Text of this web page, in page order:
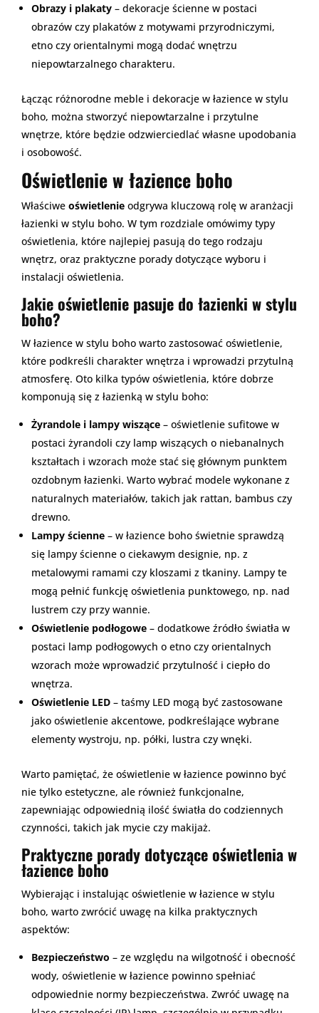
Obrazy i plakaty – dekoracje ścienne w postaci
obrazów czy plakatów z motywami przyrodniczymi,
etno czy orientalnymi mogą dodać wnętrzu
niepowtarzalnego charakteru.
Łącząc różnorodne meble i dekoracje w łazience w stylu
boho, można stworzyć niepowtarzalne i przytulne
wnętrze, które będzie odzwierciedlać własne upodobania
i osobowość.
Oświetlenie w łazience boho
Właściwe oświetlenie odgrywa kluczową rolę w aranżacji
łazienki w stylu boho. W tym rozdziale omówimy typy
oświetlenia, które najlepiej pasują do tego rodzaju
wnętrz, oraz praktyczne porady dotyczące wyboru i
instalacji oświetlenia.
Jakie oświetlenie pasuje do łazienki w stylu
boho?
W łazience w stylu boho warto zastosować oświetlenie,
które podkreśli charakter wnętrza i wprowadzi przytulną
atmosferę. Oto kilka typów oświetlenia, które dobrze
komponują się z łazienką w stylu boho:
Żyrandole i lampy wiszące – oświetlenie sufitowe w
postaci żyrandoli czy lamp wiszących o niebanalnych
kształtach i wzorach może stać się głównym punktem
ozdobnym łazienki. Warto wybrać modele wykonane z
naturalnych materiałów, takich jak rattan, bambus czy
drewno.
Lampy ścienne – w łazience boho świetnie sprawdzą
się lampy ścienne o ciekawym designie, np. z
metalowymi ramami czy kloszami z tkaniny. Lampy te
mogą pełnić funkcję oświetlenia punktowego, np. nad
lustrem czy przy wannie.
Oświetlenie podłogowe – dodatkowe źródło światła w
postaci lamp podłogowych o etno czy orientalnych
wzorach może wprowadzić przytulność i ciepło do
wnętrza.
Oświetlenie LED – taśmy LED mogą być zastosowane
jako oświetlenie akcentowe, podkreślające wybrane
elementy wystroju, np. półki, lustra czy wnęki.
Warto pamiętać, że oświetlenie w łazience powinno być
nie tylko estetyczne, ale również funkcjonalne,
zapewniając odpowiednią ilość światła do codziennych
czynności, takich jak mycie czy makijaż.
Praktyczne porady dotyczące oświetlenia w
łazience boho
Wybierając i instalując oświetlenie w łazience w stylu
boho, warto zwrócić uwagę na kilka praktycznych
aspektów:
Bezpieczeństwo – ze względu na wilgotność i obecność
wody, oświetlenie w łazience powinno spełniać
odpowiednie normy bezpieczeństwa. Zwróć uwagę na